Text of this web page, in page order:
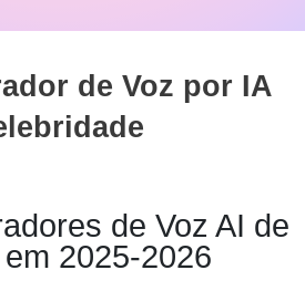
de Voz por IA
de Voz AI de
2025-2026